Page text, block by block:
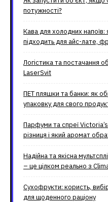
потужності?
Кава для холодних
підходить для айс-лате,
Логістика та постачання
LaserSvit
ПЕТ пляшки та банки: як
упаковку для свого
Парфуми та спреї
різниця і який аромат
Надійна та якісна
– це цілком реально з
Сухофрукти: користь,
для щоденного раціону